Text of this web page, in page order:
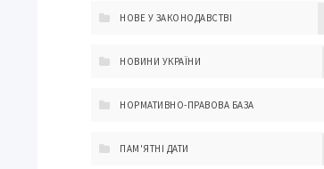
НОВЕ У ЗАКОНОДАВСТВІ
НОВИНИ УКРАЇНИ
НОРМАТИВНО-ПРАВОВА БАЗА
ПАМ'ЯТНІ ДАТИ